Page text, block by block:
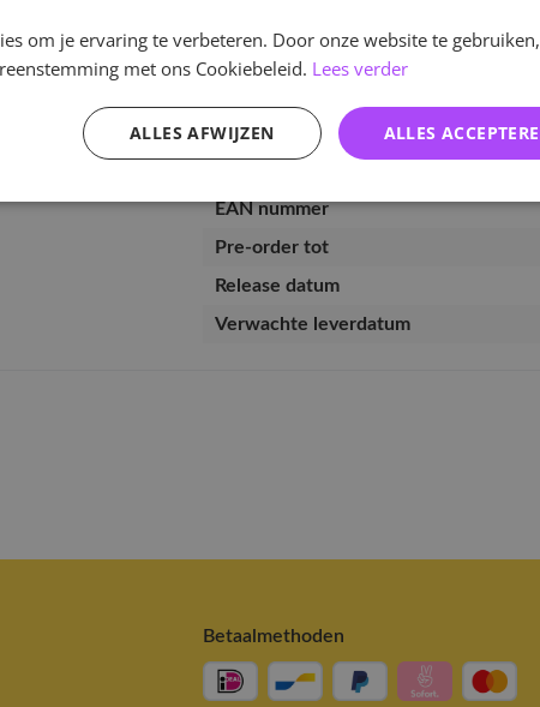
Specificaties
EAN nummer
Pre-order tot
Release datum
Verwachte leverdatum
Betaalmethoden
om je ervaring te verbeteren. Door onze website te
met ons Cookiebeleid. Lees verder
ALLES
ALLES AFWIJZEN